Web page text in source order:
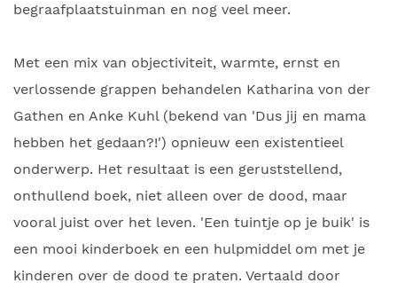
begraafplaatstuinman en nog veel meer.
Met een mix van objectiviteit, warmte, ernst en
verlossende grappen behandelen Katharina von der
Gathen en Anke Kuhl (bekend van 'Dus jij en mama
hebben het gedaan?!') opnieuw een existentieel
onderwerp. Het resultaat is een geruststellend,
onthullend boek, niet alleen over de dood, maar
vooral juist over het leven. 'Een tuintje op je buik' is
een mooi kinderboek en een hulpmiddel om met je
kinderen over de dood te praten. Vertaald door